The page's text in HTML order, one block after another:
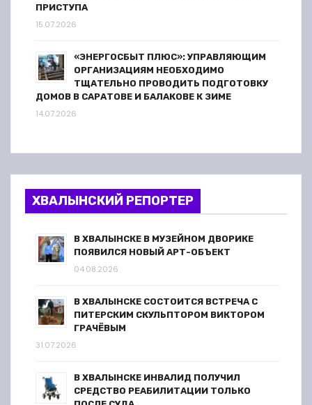
ПРИСТУПА
15.07.2026
«ЭНЕРГОСБЫТ ПЛЮС»: УПРАВЛЯЮЩИМ
ОРГАНИЗАЦИЯМ НЕОБХОДИМО
ТЩАТЕЛЬНО ПРОВОДИТЬ ПОДГОТОВКУ
ДОМОВ В САРАТОВЕ И БАЛАКОВЕ К ЗИМЕ
14.07.2026
ХВАЛЫНСКИЙ РЕПОРТЕР
В ХВАЛЫНСКЕ В МУЗЕЙНОМ ДВОРИКЕ
ПОЯВИЛСЯ НОВЫЙ АРТ-ОБЪЕКТ
04.08.2026
В ХВАЛЫНСКЕ СОСТОИТСЯ ВСТРЕЧА С
ПИТЕРСКИМ СКУЛЬПТОРОМ ВИКТОРОМ
ГРАЧЁВЫМ
31.07.2026
В ХВАЛЫНСКЕ ИНВАЛИД ПОЛУЧИЛ
СРЕДСТВО РЕАБИЛИТАЦИИ ТОЛЬКО